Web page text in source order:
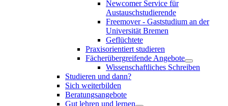
Newcomer Service für
Austauschstudierende
Freemover - Gaststudium an der
Universität Bremen
Geflüchtete
Praxisorientiert studieren
Fächerübergreifende Angebote
Wissenschaftliches Schreiben
Studieren und dann?
Sich weiterbilden
Beratungsangebote
Gut lehren und lernen